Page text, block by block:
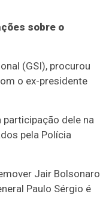
sobre o
(GSI), procurou
o ex-presidente
participação dele na
pela Polícia
Jair Bolsonaro
Paulo Sérgio é